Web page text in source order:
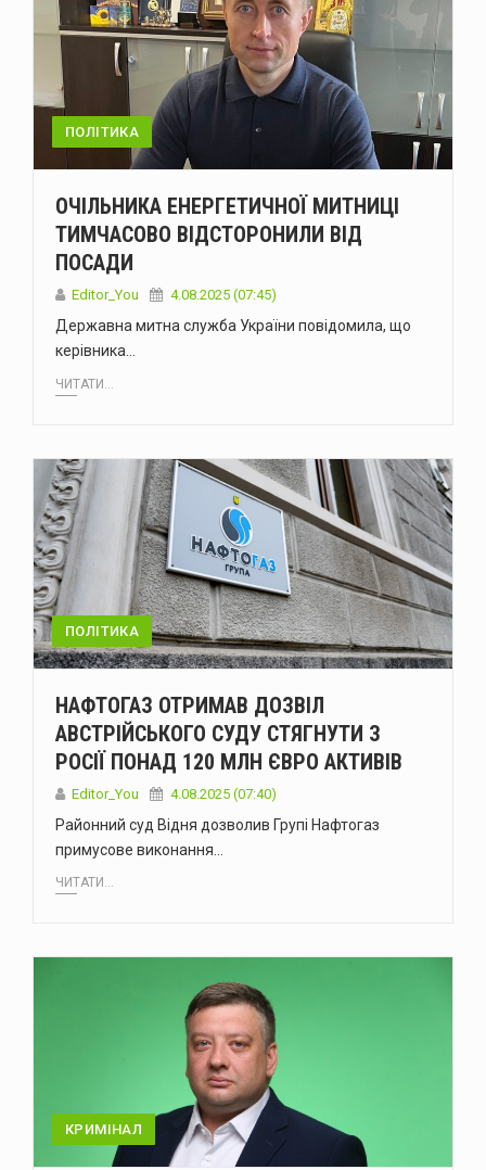
У Чернівцях п'яний водій Mercedes спричинив ДТП: у крові виявили 2,57 проміле алкоголю
У Чернівцях через аварію на Південно-Кільцевій майже на добу відключать воду у низці будинків
ПОЛІТИКА
ОЧІЛЬНИКА ЕНЕРГЕТИЧНОЇ МИТНИЦІ
ТИМЧАСОВО ВІДСТОРОНИЛИ ВІД
ПОСАДИ
Editor_You 4.08.2025 (07:45)
Державна митна служба України повідомила, що
керівника…
ЧИТАТИ...
ПОЛІТИКА
НАФТОГАЗ ОТРИМАВ ДОЗВІЛ
АВСТРІЙСЬКОГО СУДУ СТЯГНУТИ З
РОСІЇ ПОНАД 120 МЛН ЄВРО АКТИВІВ
Editor_You 4.08.2025 (07:40)
Районний суд Відня дозволив Групі Нафтогаз
примусове виконання…
ЧИТАТИ...
КРИМІНАЛ